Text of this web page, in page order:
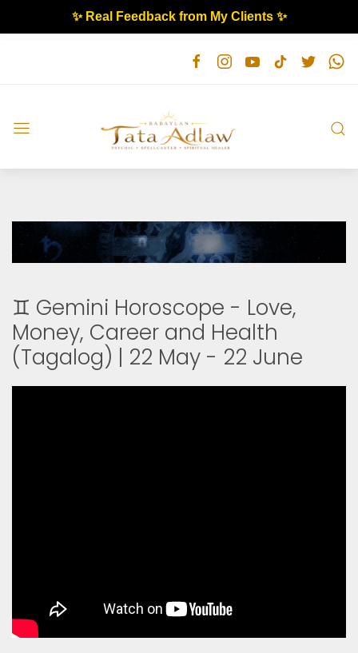
♊ Gemini Horoscope - Love,
Money, Career and Health
(Tagalog) | 22 May - 22 June
✨ Real Feedback from My Clients ✨